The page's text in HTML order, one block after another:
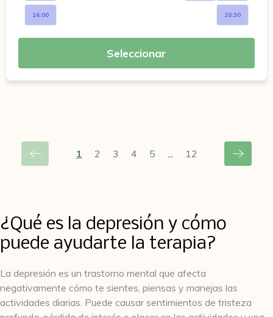
16:00 20:30
Seleccionar
1 2 3 4 5 ... 12
¿Qué es la depresión y cómo
puede ayudarte la terapia?
La depresión es un trastorno mental que afecta
negativamente cómo te sientes, piensas y manejas las
actividades diarias. Puede causar sentimientos de tristeza